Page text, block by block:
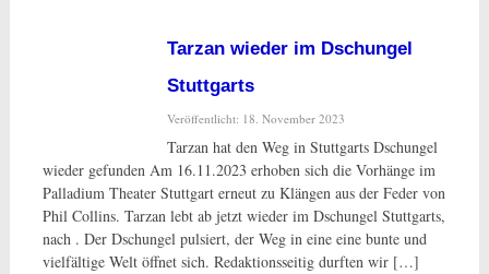
Tarzan wieder im Dschungel
Stuttgarts
Veröffentlicht: 18. November 2023
Tarzan hat den Weg in Stuttgarts Dschungel
wieder gefunden Am 16.11.2023 erhoben sich die Vorhänge im
Palladium Theater Stuttgart erneut zu Klängen aus der Feder von
Phil Collins. Tarzan lebt ab jetzt wieder im Dschungel Stuttgarts,
nach . Der Dschungel pulsiert, der Weg in eine eine bunte und
vielfältige Welt öffnet sich. Redaktionsseitig durften wir […]